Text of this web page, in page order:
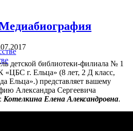
детской библиотеки-филиала № 1
г. Ельца» (8 лет, 2 Д класс,
представляет вашему
Александра Сергеевича
Котелкина Елена Александровна.